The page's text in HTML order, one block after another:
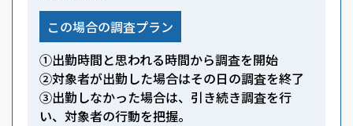
この場合の調査プラン
①出勤時間と思われる時間から調査を開始
②対象者が出勤した場合はその日の調査を終了
③出勤しなかった場合は、引き続き調査を行
い、対象者の行動を把握。